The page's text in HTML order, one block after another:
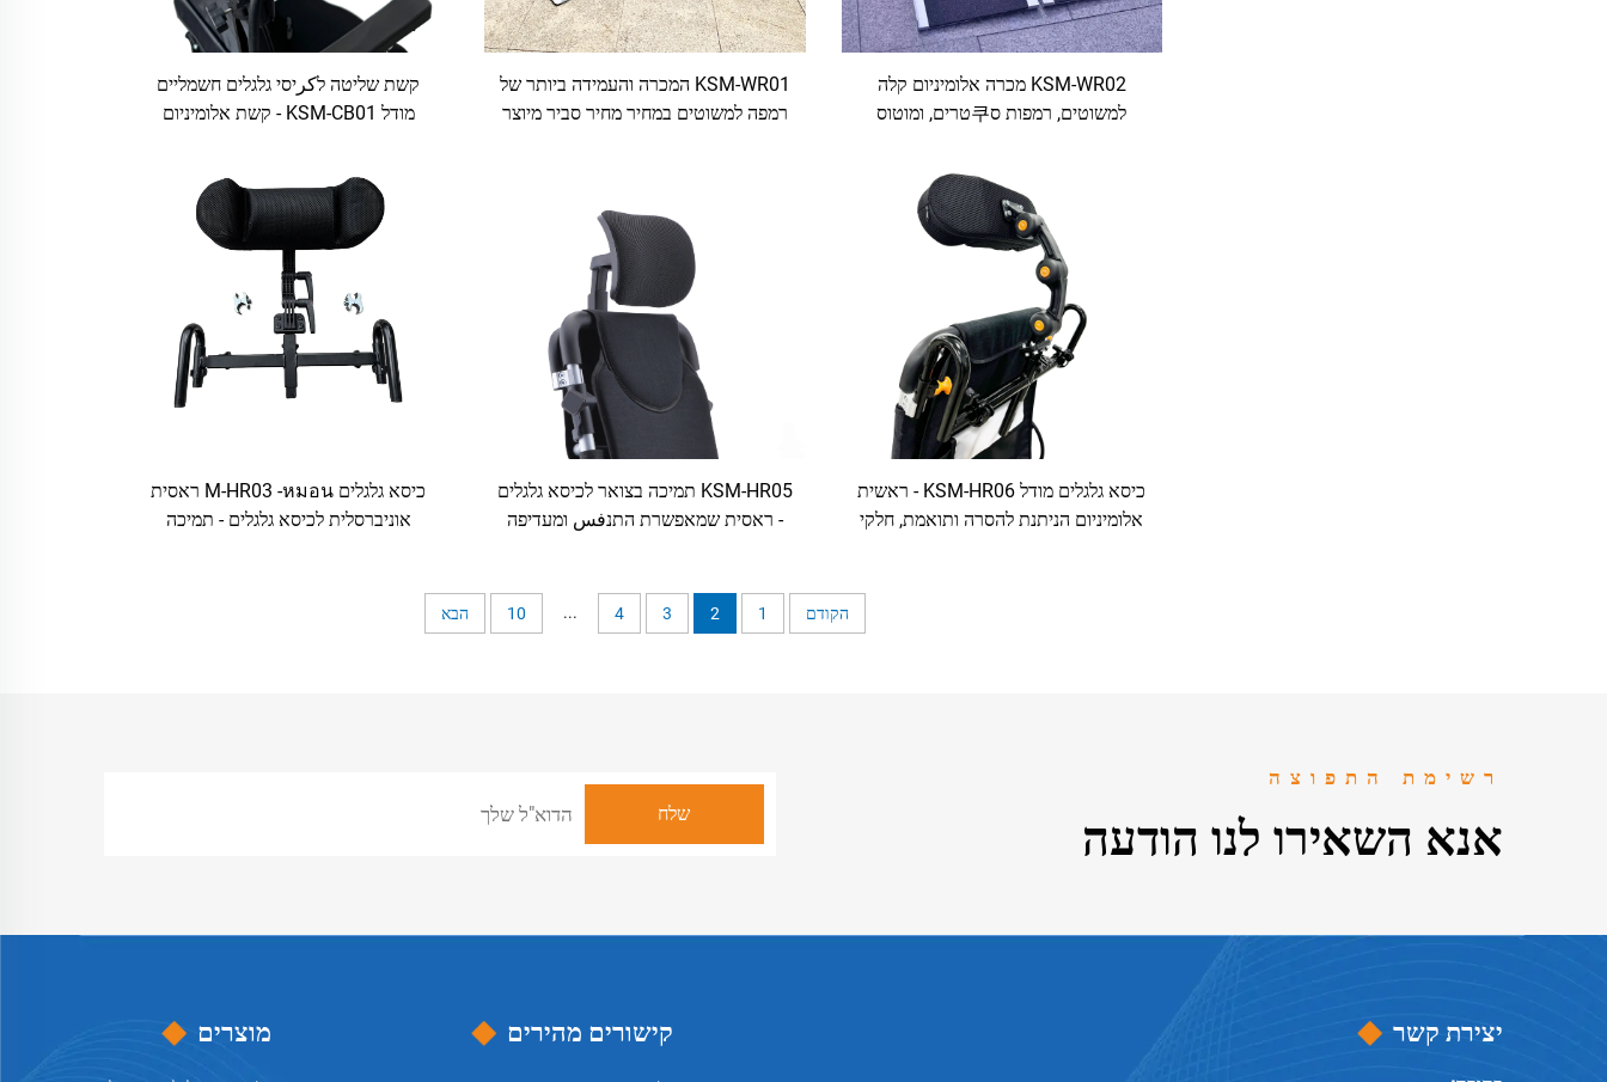
KSM-WR02 מכרה אלומיניום קלה
למשוטים, רמפות ס쿠טרים, ומוטוס
KSM-WR01 המכרה והעמידה ביותר של
רמפה למשוטים במחיר מחיר סביר מיוצר
קשת שליטה לكرיסי גלגלים חשמליים
מודל KSM-CB01 - קשת אלומיניום
כיסא גלגלים מודל KSM-HR06 - ראשית
אלומיניום הניתנת להסרה ותואמת, חלקי
KSM-HR05 תמיכה בצואר לכיסא גלגלים
- ראסית שמאפשרת התנفس ומעדיפה
כיסא גלגלים M-HR03 -หมอน ראסית
אוניברסלית לכיסא גלגלים - תמיכה
הקודם 1
2
3
4
...
10 הבא
רשימת התפוצה
אנא השאירו לנו הודעה
יצירת קשר קישורים מהירים מוצרים